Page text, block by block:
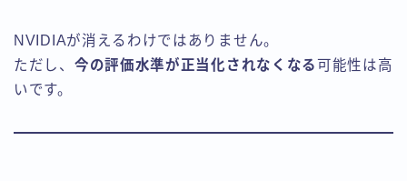
NVIDIAが消えるわけではありません。
ただし、 今の評価水準が正当化されなくなる可能性は高
いです。